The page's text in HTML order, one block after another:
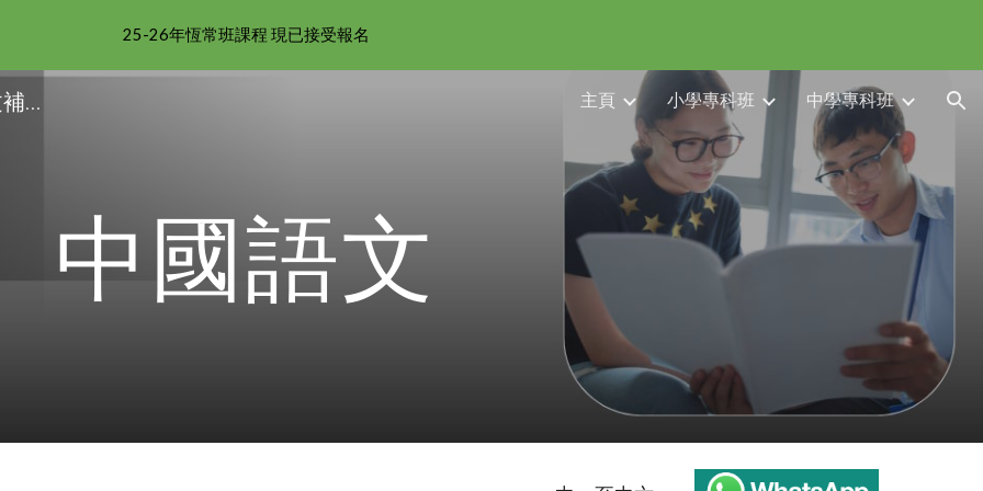
to main content25-26年恆常班課程 現已接受報名
天后補習|銅鑼灣補習|中文補習|英文補習|數學補習|理科補習|皇仁補習|聖若瑟補習|庇理羅士補習|華仁補習|暑期班|BPS 補習|QC補習 主頁 小學專科班 中學專科班
中國語文